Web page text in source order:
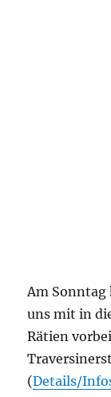
Am
uns mit in
Rätien
(Details/